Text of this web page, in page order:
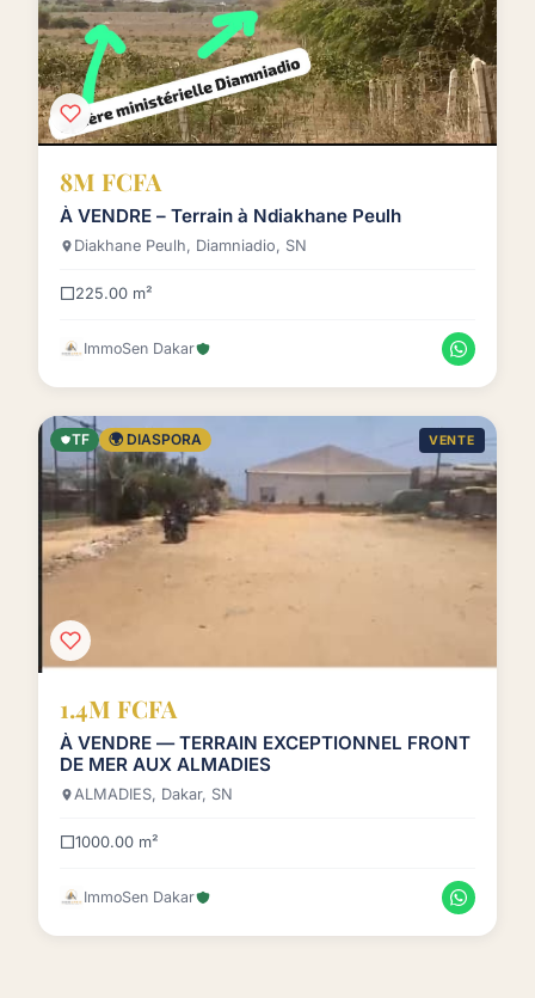
8M FCFA
À VENDRE – Terrain à Ndiakhane Peulh
Diakhane Peulh, Diamniadio, SN
225.00 m²
ImmoSen Dakar
TF 🌍 DIASPORA VENTE
1.4M FCFA
À VENDRE — TERRAIN EXCEPTIONNEL FRONT
DE MER AUX ALMADIES
ALMADIES, Dakar, SN
1000.00 m²
ImmoSen Dakar